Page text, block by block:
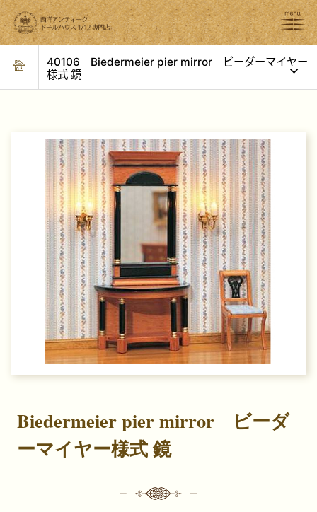
40106 Biedermeier pier mirror ビーダーマイヤー
様式 鏡
Biedermeier pier mirror ビーダ
ーマイヤー様式 鏡